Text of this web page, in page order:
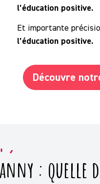
l’éducation positive.
Et importante
l’éducation positive.
Découvre
: quelle